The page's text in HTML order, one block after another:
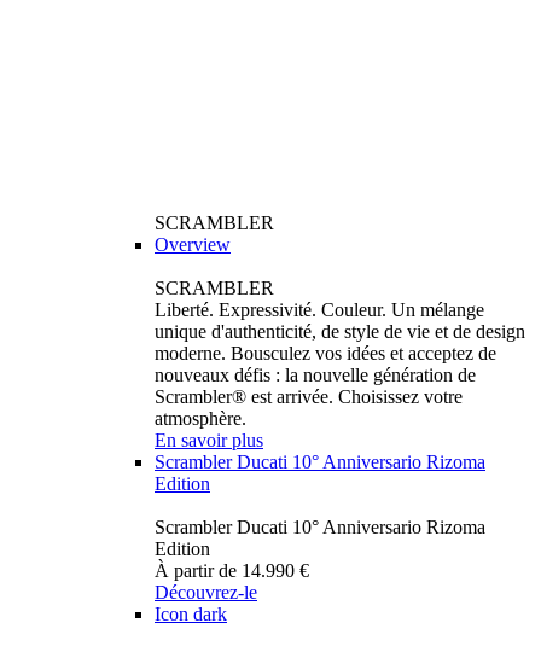
SCRAMBLER
Overview
SCRAMBLER
Liberté. Expressivité. Couleur. Un mélange
unique d'authenticité, de style de vie et de design
moderne. Bousculez vos idées et acceptez de
nouveaux défis : la nouvelle génération de
Scrambler® est arrivée. Choisissez votre
atmosphère.
En savoir plus
Scrambler Ducati 10° Anniversario Rizoma
Edition
Scrambler Ducati 10° Anniversario Rizoma
Edition
À partir de 14.990 €
Découvrez-le
Icon dark